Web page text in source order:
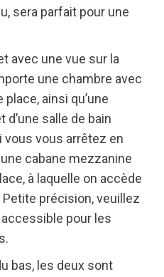
sera parfait pour une
avec une vue sur la
une chambre avec
ainsi qu’une
salle de bain
vous vous arrêtez en
cabane mezzanine
à laquelle on accède
précision, veuillez
pour les
bas, les deux sont